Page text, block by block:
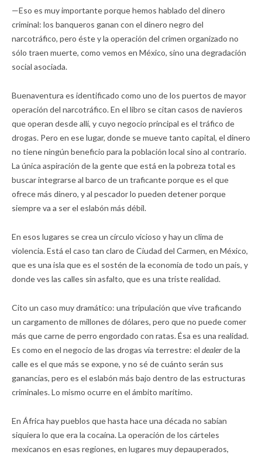
—Eso es muy importante porque hemos hablado del dinero
criminal: los banqueros ganan con el dinero negro del
narcotráfico, pero éste y la operación del crimen organizado no
sólo traen muerte, como vemos en México, sino una degradación
social asociada.
Buenaventura es identificado como uno de los puertos de mayor
operación del narcotráfico. En el libro se citan casos de navieros
que operan desde allí, y cuyo negocio principal es el tráfico de
drogas. Pero en ese lugar, donde se mueve tanto capital, el dinero
no tiene ningún beneficio para la población local sino al contrario.
La única aspiración de la gente que está en la pobreza total es
buscar integrarse al barco de un traficante porque es el que
ofrece más dinero, y al pescador lo pueden detener porque
siempre va a ser el eslabón más débil.
En esos lugares se crea un círculo vicioso y hay un clima de
violencia. Está el caso tan claro de Ciudad del Carmen, en México,
que es una isla que es el sostén de la economía de todo un país, y
donde ves las calles sin asfalto, que es una triste realidad.
Cito un caso muy dramático: una tripulación que vive traficando
un cargamento de millones de dólares, pero que no puede comer
más que carne de perro engordado con ratas. Ésa es una realidad.
Es como en el negocio de las drogas vía terrestre: el dealerde la
calle es el que más se expone, y no sé de cuánto serán sus
ganancias, pero es el eslabón más bajo dentro de las estructuras
criminales. Lo mismo ocurre en el ámbito marítimo.
En África hay pueblos que hasta hace una década no sabían
siquiera lo que era la cocaína. La operación de los cárteles
mexicanos en esas regiones, en lugares muy depauperados,